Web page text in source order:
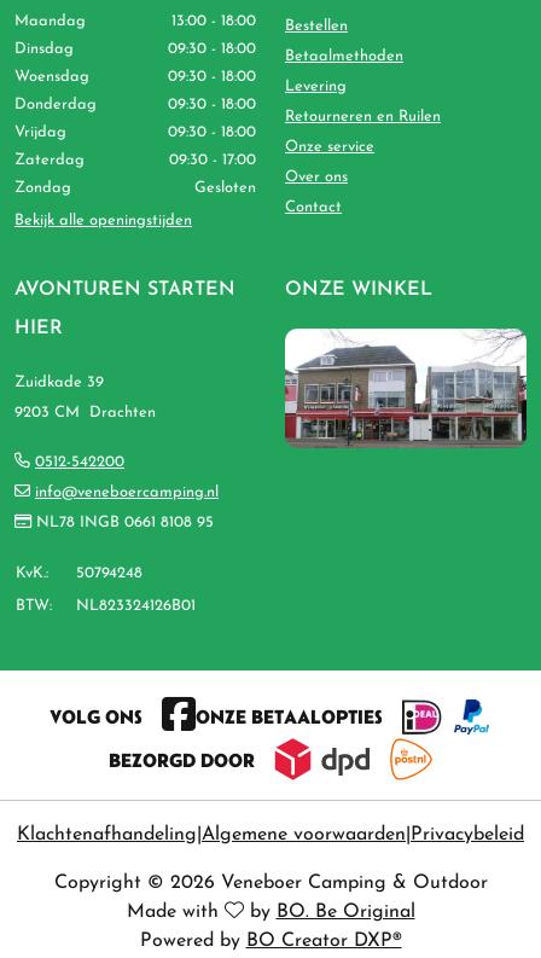
AVONTUREN STARTEN
HIER
Zuidkade 39
9203 CM Drachten
0512-542200
info@veneboercamping.nl
NL78 INGB 0661 8108 95
KvK.: 50794248
BTW: NL823324126B01
Maandag
13:00 - 18:00
Dinsdag
09:30 - 18:00
Woensdag
09:30 - 18:00
Donderdag
09:30 - 18:00
Vrijdag
09:30 - 18:00
Zaterdag
09:30 - 17:00
Zondag
Gesloten
Bekijk alle openingstijden
Bestellen
Betaalmethoden
Levering
Retourneren en Ruilen
Onze service
Over ons
Contact
ONZE WINKEL
VOLG ONS
ONZE BETAALOPTIES
BEZORGD DOOR
Klachtenafhandeling Algemene voorwaarden Privacybeleid
Copyright © 2026 Veneboer Camping & Outdoor
Made with
by BO. Be Original
Powered by BO Creator DXP®